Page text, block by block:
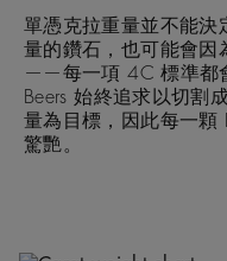
單憑克拉重量並不能決
量的鑽石，也可能會因
——每一項 4C 標準都
Beers 始終追求以切割
量為目標，因此每一顆
驚艷。